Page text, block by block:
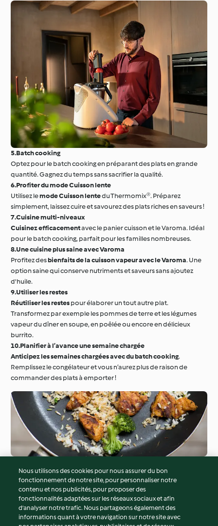
5.Batch cooking
Optez pour le batch cooking en préparant des plats en grande
quantité. Gagnez du temps sans sacrifier la qualité.
6.Profiter du mode Cuisson lente
Utilisez lemode Cuisson lentedu Thermomix®. Préparez
simplement, laissez cuire et savourez des plats riches en saveurs !
7.Cuisine multi-niveaux
Cuisinez efficacementavec le panier cuisson et le Varoma. Idéal
pour le batch cooking, parfait pour les familles nombreuses.
8.Une cuisine plus saine avec Varoma
Profitez desbienfaits de la cuisson vapeur avec le Varoma. Une
option saine qui conserve nutriments et saveurs sans ajoutez
d'huile.
9.Utiliser les restes
Réutiliser les restespour élaborer un tout autre plat.
Transformez par exemple les pommes de terre et les légumes
vapeur du dîner en soupe, en poêlée ou encore en délicieux
burrito.
10.Planifier à l’avance une semaine chargée
Anticipez les semaines chargées avec du batch cooking.
Remplissez le congélateur et vous n’aurez plus de raison de
commander des plats à emporter !
© Copyright 2026
Conditions d'utilisation
Politique de confidentialité
Nous utilisons des cookies pour nous assurer du bon
fonctionnement de notre site, pour personnaliser notre
contenu et nos publicités, pour proposer des
fonctionnalités adaptées sur les réseaux sociaux et afin
d’analyser notre trafic. Nous partageons également des
informations quant à votre navigation sur notre site avec